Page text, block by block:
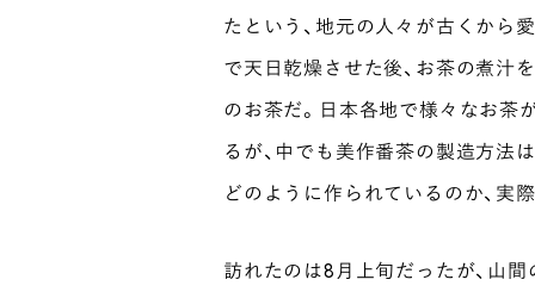
たという、地元の人々が古くから
で天日乾燥させた後、お茶の煮汁
のお茶だ。日本各地で様々なお茶
るが、中でも美作番茶の製造方法
どのように作られているのか、実
訪れたのは8月上旬だったが、山